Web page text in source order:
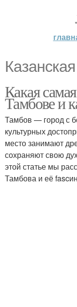
Какая
Тамбове и
Тамбов — город с
культурных
место занимают
сохраняют свою
этой статье мы
Тамбова и её